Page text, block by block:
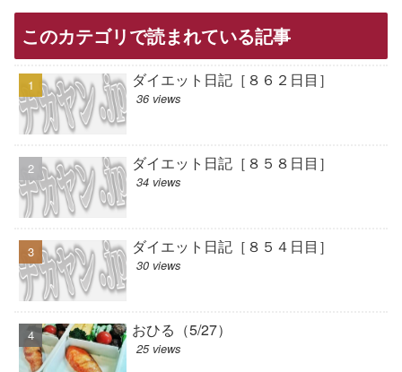
このカテゴリで読まれている記事
ダイエット日記［８６２日目］
36 views
ダイエット日記［８５８日目］
34 views
ダイエット日記［８５４日目］
30 views
おひる（5/27）
25 views